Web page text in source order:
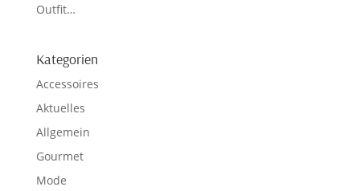
Outfit…
Kategorien
Accessoires
Aktuelles
Allgemein
Gourmet
Mode